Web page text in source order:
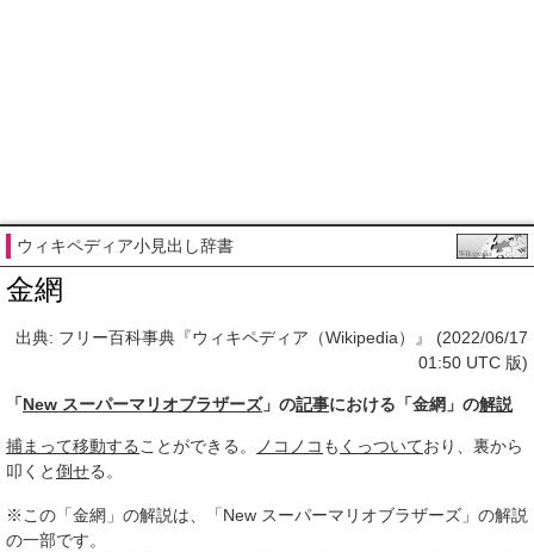
ウィキペディア小見出し辞書
金網
出典: フリー百科事典『ウィキペディア（Wikipedia）』 (2022/06/17
01:50 UTC 版)
「New スーパーマリオブラザーズ」の記事における「金網」の解説
捕まって移動することができる。 ノコノコ も くっついており、裏から
叩くと倒せる。
※この「金網」の解説は、「New スーパーマリオブラザーズ」の解説
の一部です。